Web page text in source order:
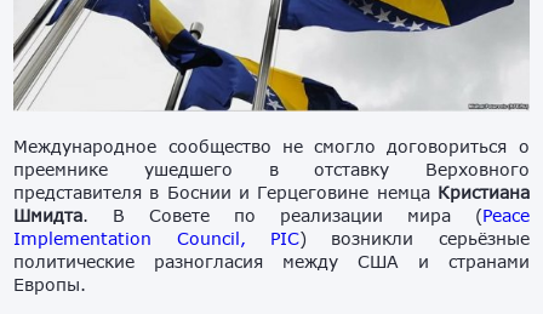
Международное сообщество не смогло договориться о
преемнике ушедшего в отставку Верховного
представителя в Боснии и Герцеговине немца Кристиана
Шмидта. В Совете по реализации мира (Peace
Implementation Council, PIC) возникли серьёзные
политические разногласия между США и странами
Европы.